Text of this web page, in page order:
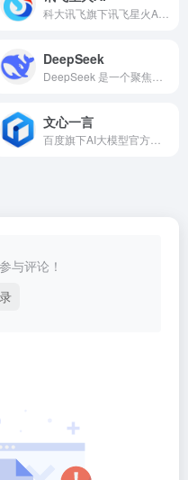
DeepSeek
文心一言
与评论！